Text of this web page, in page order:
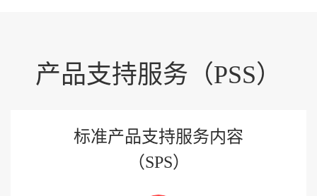
产品支持服务（PSS）
标准产品支持服务内容
（SPS）